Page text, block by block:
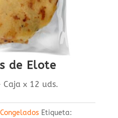
de Elote
Caja x 12 uds.
Congelados Etiqueta: